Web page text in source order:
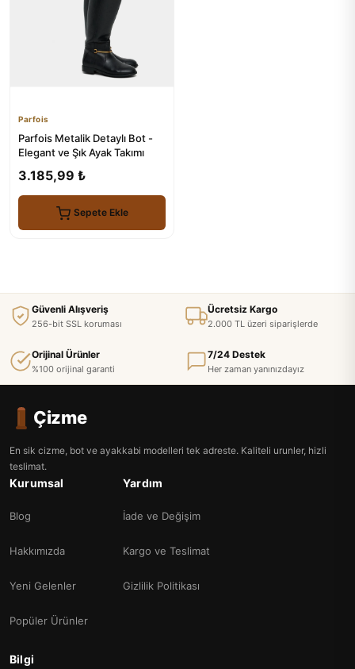
Parfois
Parfois Metalik Detaylı Bot -
Elegant ve Şık Ayak Takımı
3.185,99 ₺
Sepete Ekle
Güvenli Alışveriş
256-bit SSL koruması
Ücretsiz Kargo
2.000 TL üzeri siparişlerde
Orijinal Ürünler
%100 orijinal garanti
7/24 Destek
Her zaman yanınızdayız
Çizme
En sik cizme, bot ve ayakkabi modelleri tek adreste. Kaliteli urunler, hizli
teslimat.
Kurumsal
Blog
Hakkımızda
Yeni Gelenler
Popüler Ürünler
Yardım
İade ve Değişim
Kargo ve Teslimat
Gizlilik Politikası
Bilgi